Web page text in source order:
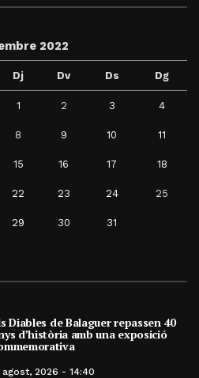
2022
Dj Dv Ds Dg
1 2 3 4
8 9 10 11
15 16 17 18
22 23 24 25
29 30 31
Diables de Balaguer repassen 40
d’història amb una exposició
agost, 2026 - 14:40